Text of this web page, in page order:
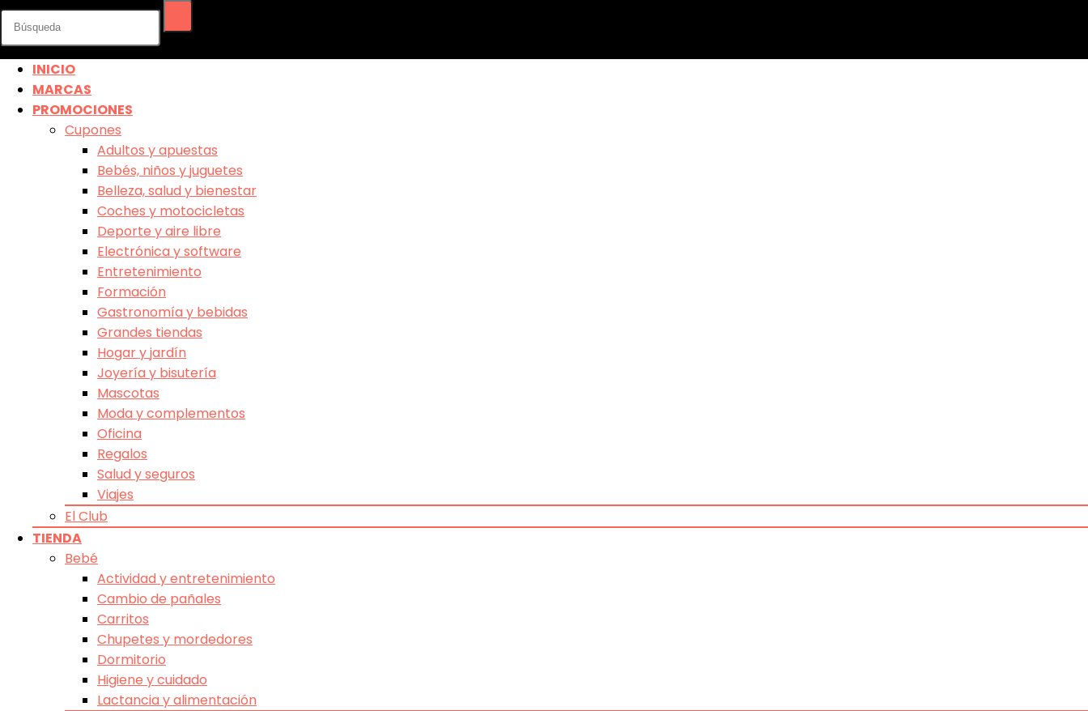
INICIO
MARCAS
PROMOCIONES
Cupones
Adultos y apuestas
Bebés, niños y juguetes
Belleza, salud y bienestar
Coches y motocicletas
Deporte y aire libre
Electrónica y software
Entretenimiento
Formación
Gastronomía y bebidas
Grandes tiendas
Hogar y jardín
Joyería y bisutería
Mascotas
Moda y complementos
Oficina
Regalos
Salud y seguros
Viajes
El Club
TIENDA
Bebé
Actividad y entretenimiento
Cambio de pañales
Carritos
Chupetes y mordedores
Dormitorio
Higiene y cuidado
Lactancia y alimentación